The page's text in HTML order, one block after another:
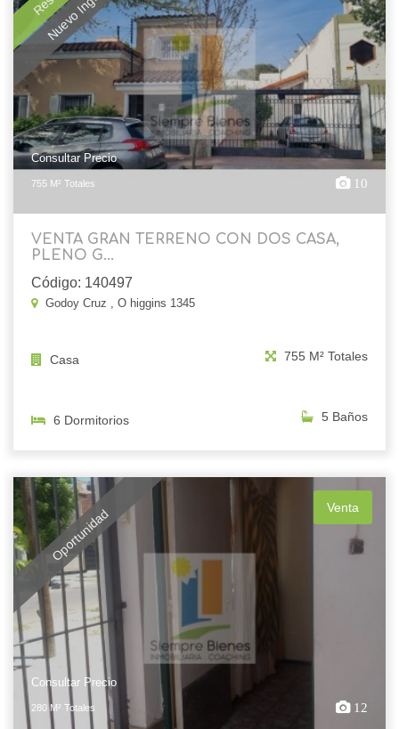
Consultar Precio
755 M² Totales 10
VENTA GRAN TERRENO CON DOS CASA,
PLENO G...
Código: 140497
Godoy Cruz , O higgins 1345
Casa 755 M² Totales
6 Dormitorios 5 Baños
Oportunidad Venta
Consultar Precio
280 M² Totales 12